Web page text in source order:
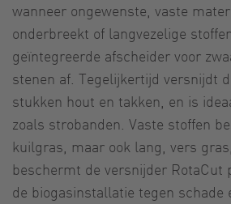
wanneer ongewenste, vaste
onderbreekt of langvezelige
geïntegreerde afscheider voor
stenen af. Tegelijkertijd versnijdt
stukken hout en takken, en is
zoals strobanden. Vaste stoffen
kuilgras, maar ook lang, vers
beschermt de versnijder RotaCut
de biogasinstallatie tegen